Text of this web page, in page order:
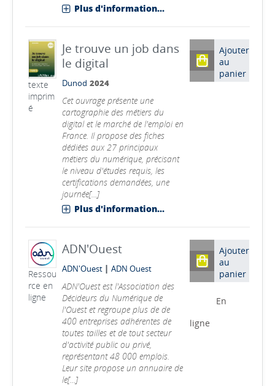
Plus d'information...
texte
imprim
é
Je trouve un job dans
le digital
Dunod 2024
Cet ouvrage présente une
cartographie des métiers du
digital et le marché de l'emploi en
France. Il propose des fiches
dédiées aux 27 principaux
métiers du numérique, précisant
le niveau d'études requis, les
certifications demandées, une
journée[...]
Plus d'information...
Ajouter
au
panier
Ressou
rce en
ligne
ADN'Ouest
ADN'Ouest |ADN Ouest
ADN'Ouest est l'Association des
Décideurs du Numérique de
l'Ouest et regroupe plus de de
400 entreprises adhérentes de
toutes tailles et de tout secteur
d'activité public ou privé,
représentant 48 000 emplois.
Leur site propose un annuaire de
le[...]
Ajouter
au
panier
En
ligne